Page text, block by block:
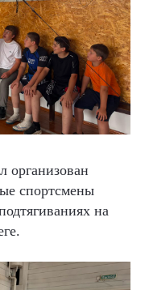
организован
спортсмены
на